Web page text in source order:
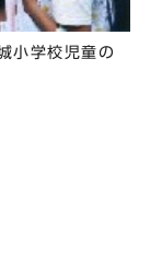
小学校児童の